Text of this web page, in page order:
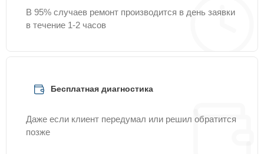
В 95% случаев ремонт производится в день заявки
в течение 1-2 часов
Бесплатная диагностика
Даже если клиент передумал или решил обратится
позже